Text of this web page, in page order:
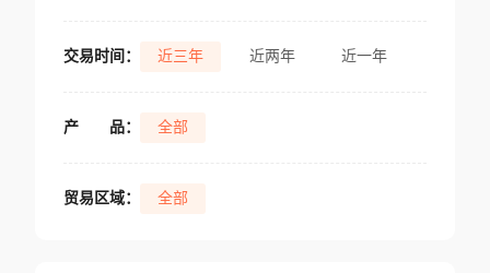
交易时间： 近三年 近两年 近一年
产 品： 全部
贸易区域： 全部